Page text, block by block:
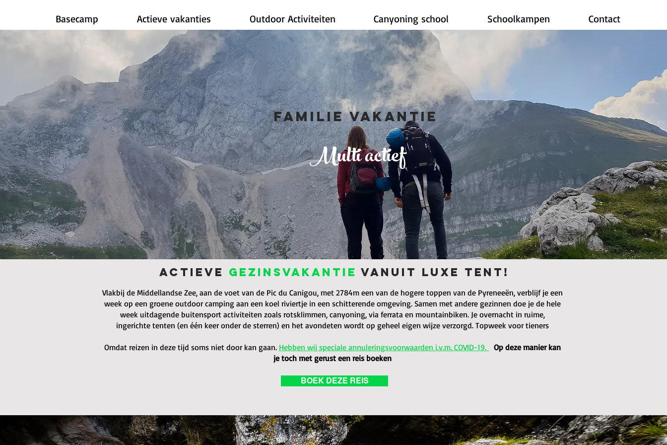
Basecamp Actieve vakanties Outdoor Activiteiten Canyoning school Schoolkampen Contact
FAMILIE VAKANTIE
Multi actief
ACTIEVE GEZINSVAKANTIE VANUIT LUXE TENT!
Vlakbij de Middellandse Zee, aan de voet van de Pic du Canigou, met 2784m een van de hogere toppen van de Pyreneeën, verblijf je een
week op een groene outdoor camping aan een koel riviertje in een schitterende omgeving. Samen met andere gezinnen doe je de hele
week uitdagende buitensport activiteiten zoals rotsklimmen, canyoning, via ferrata en mountainbiken. Je overnacht in ruime,
ingerichte tenten (en één keer onder de sterren) en het avondeten wordt op geheel eigen wijze verzorgd. Topweek voor tieners
Omdat reizen in deze tijd soms niet door kan gaan. Hebben wij speciale annuleringsvoorwaarden i.v.m. COVID-19.
Op deze manier kan
je toch met gerust een reis boeken
BOEK DEZE REIS